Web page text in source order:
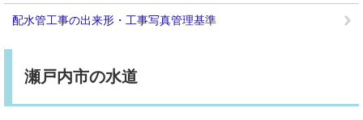
配水管工事の出来形・工事写真管理基準
瀬戸内市の水道